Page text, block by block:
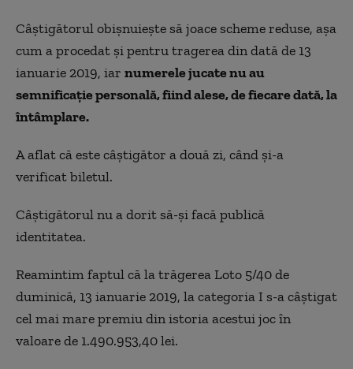
Câștigătorul obișnuiește să joace scheme reduse, așa
cum a procedat și pentru tragerea din dată de 13
ianuarie 2019, iar numerele jucate nu au
semnificație personală, fiind alese, de fiecare dată, la
întâmplare.
A aflat că este câștigător a două zi, când și-a
verificat biletul.
Câștigătorul nu a dorit să-și facă publică
identitatea.
Reamintim faptul că la trăgerea Loto 5/40 de
duminică, 13 ianuarie 2019, la categoria I s-a câștigat
cel mai mare premiu din istoria acestui joc în
valoare de 1.490.953,40 lei.